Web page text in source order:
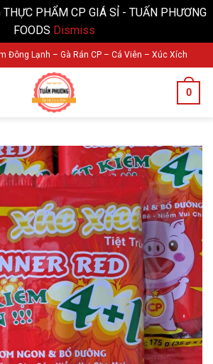
PHẨM CP GIÁ SỈ - TUẤN PHƯƠNG
FOODS Dismiss
Đông Lạnh – Gà Rán CP – Cá Viên – Xúc Xích
0